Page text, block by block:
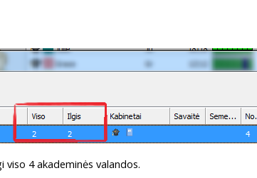
4 akademinės valandos.